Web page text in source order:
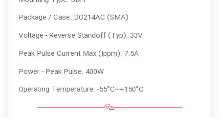
Package / Case: DO214AC (SMA)
Voltage - Reverse Standoff (Typ): 33V
Peak Pulse Current Max (Ippm): 7.5A
Power - Peak Pulse: 400W
Operating Temperature: -55°C~+150°C